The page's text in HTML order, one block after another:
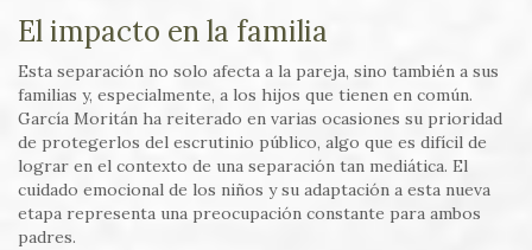
El impacto en la familia
Esta separación no solo afecta a la pareja, sino también a sus
familias y, especialmente, a los hijos que tienen en común.
García Moritán ha reiterado en varias ocasiones su prioridad
de protegerlos del escrutinio público, algo que es difícil de
lograr en el contexto de una separación tan mediática. El
cuidado emocional de los niños y su adaptación a esta nueva
etapa representa una preocupación constante para ambos
padres.